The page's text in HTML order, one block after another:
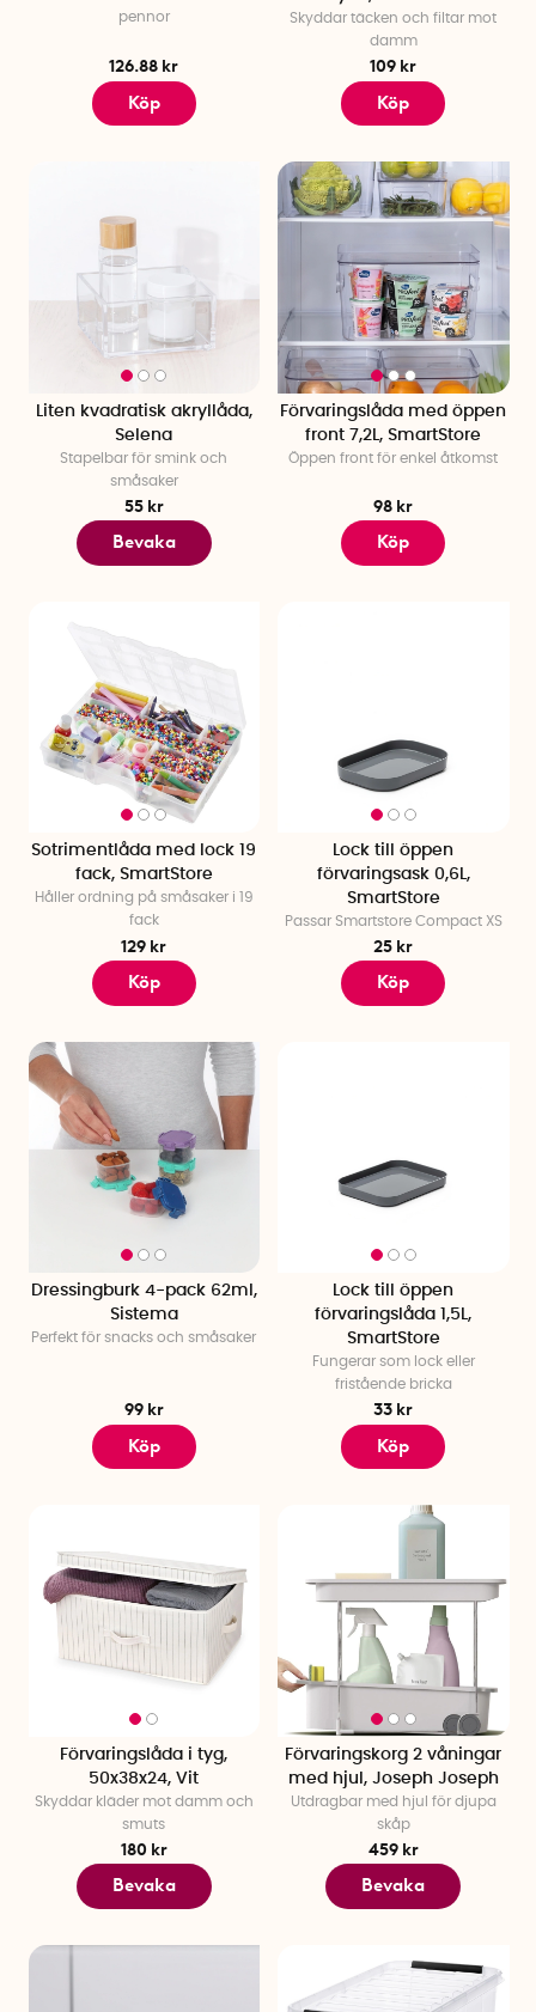
pennor
126.88 kr
Köp
Skyddar täcken och filtar mot
damm
109 kr
Köp
Liten kvadratisk akryllåda,
Selena
Stapelbar för smink och
småsaker
55 kr
Bevaka
Förvaringslåda med öppen
front 7,2L, SmartStore
Öppen front för enkel åtkomst
98 kr
Köp
Sotrimentlåda med lock 19
fack, SmartStore
Håller ordning på småsaker i 19
fack
129 kr
Köp
Lock till öppen
förvaringsask 0,6L,
SmartStore
Passar Smartstore Compact XS
25 kr
Köp
Dressingburk 4-pack 62ml,
Sistema
Perfekt för snacks och småsaker
99 kr
Köp
Lock till öppen
förvaringslåda 1,5L,
SmartStore
Fungerar som lock eller
fristående bricka
33 kr
Köp
Förvaringslåda i tyg,
50x38x24, Vit
Skyddar kläder mot damm och
smuts
180 kr
Bevaka
Förvaringskorg 2 våningar
med hjul, Joseph Joseph
Utdragbar med hjul för djupa
skåp
459 kr
Bevaka